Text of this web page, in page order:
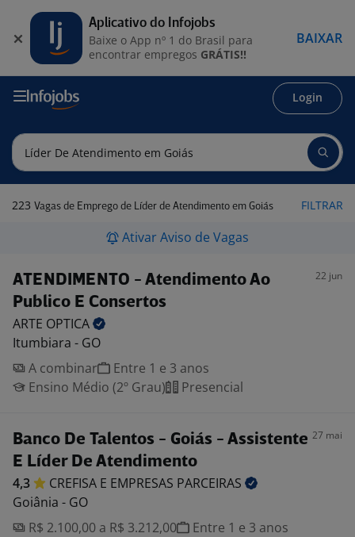
Login
223 Vagas de Emprego de Líder de Atendimento em Goiás FILTRAR
Ativar Aviso de Vagas
ATENDIMENTO - Atendimento Ao
Publico E Consertos
22 jun
ARTE OPTICA
Itumbiara - GO
A combinar
Entre 1 e 3 anos
Ensino Médio (2º Grau)
Presencial
Banco De Talentos - Goiás - Assistente
E Líder De Atendimento
27 mai
4,3 CREFISA E EMPRESAS PARCEIRAS
Goiânia - GO
R$ 2.100,00 a R$ 3.212,00
Entre 1 e 3 anos
Aplicativo do Infojobs
Baixe o App nº 1 do Brasil para
encontrar empregos GRÁTIS!!
BAIXAR